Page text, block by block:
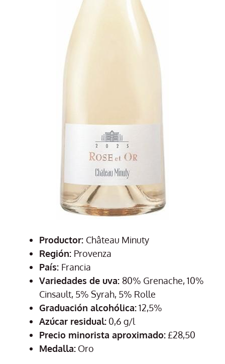
Productor: Château Minuty
Región: Provenza
País: Francia
Variedades de uva: 80% Grenache, 10%
Cinsault, 5% Syrah, 5% Rolle
Graduación alcohólica:12,5%
Azúcar residual: 0,6 g/l
Precio minorista aproximado:£28,50
Medalla: Oro